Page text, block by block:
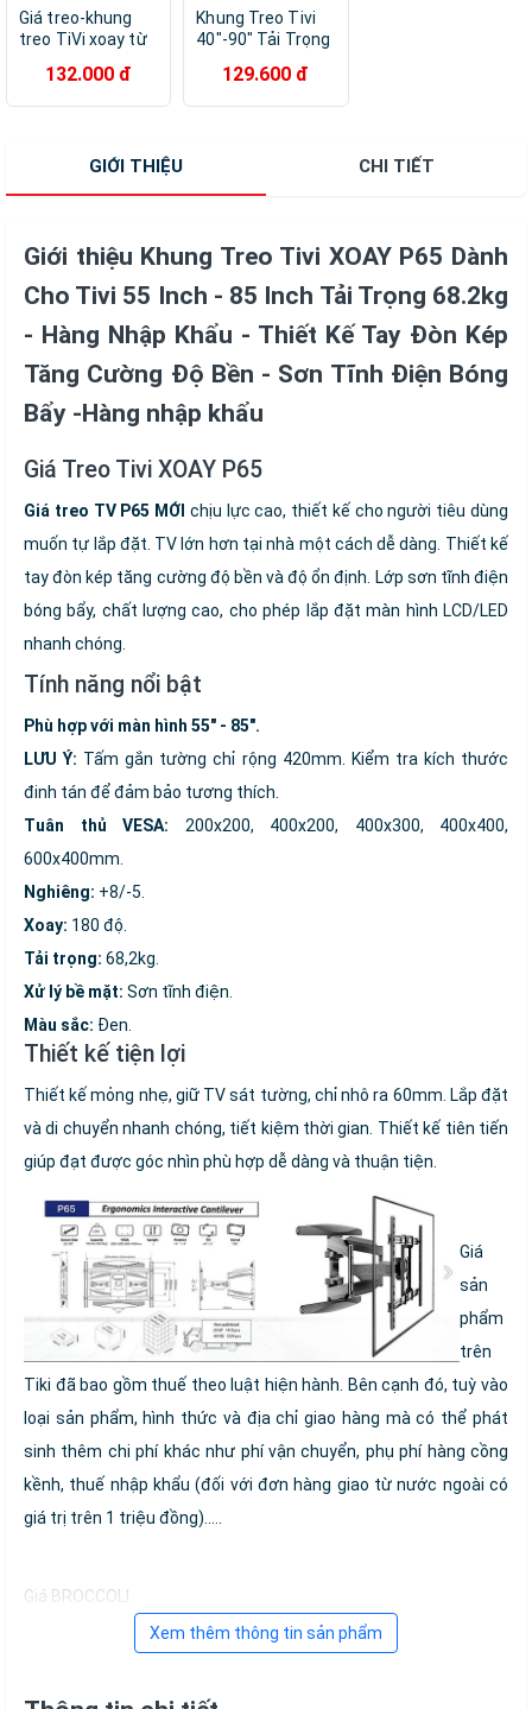
Giá treo-khung
treo TiVi xoay từ
Hàng nhập khẩu
132.000 đ
Khung Treo Tivi
40"-90" Tải Trọng
Trợ Tivi Chuẩn
VESA
129.600 đ
GIỚI THIỆU CHI TIẾT
Giới thiệu Khung Treo Tivi XOAY P65 Dành
Cho Tivi 55 Inch - 85 Inch Tải Trọng 68.2kg
- Hàng Nhập Khẩu - Thiết Kế Tay Đòn Kép
Tăng Cường Độ Bền - Sơn Tĩnh Điện Bóng
Bẩy -Hàng nhập khẩu
Giá Treo Tivi XOAY P65
Giá treo TV P65 MỚI chịu lực cao, thiết kế cho người tiêu dùng
muốn tự lắp đặt. TV lớn hơn tại nhà một cách dễ dàng. Thiết kế
tay đòn kép tăng cường độ bền và độ ổn định. Lớp sơn tĩnh điện
bóng bẩy, chất lượng cao, cho phép lắp đặt màn hình LCD/LED
nhanh chóng.
Tính năng nổi bật
Phù hợp với màn hình 55" - 85".
LƯU Ý: Tấm gắn tường chỉ rộng 420mm. Kiểm tra kích thước
đinh tán để đảm bảo tương thích.
Tuân thủ VESA: 200x200, 400x200, 400x300, 400x400,
600x400mm.
Nghiêng: +8/-5.
Xoay: 180 độ.
Tải trọng: 68,2kg.
Xử lý bề mặt: Sơn tĩnh điện.
Màu sắc: Đen.
Thiết kế tiện lợi
Thiết kế mỏng nhẹ, giữ TV sát tường, chỉ nhô ra 60mm. Lắp đặt
và di chuyển nhanh chóng, tiết kiệm thời gian. Thiết kế tiên tiến
giúp đạt được góc nhìn phù hợp dễ dàng và thuận tiện.
Giá
sản
phẩm
trên
Tiki đã bao gồm thuế theo luật hiện hành. Bên cạnh đó, tuỳ vào
loại sản phẩm, hình thức và địa chỉ giao hàng mà có thể phát
sinh thêm chi phí khác như phí vận chuyển, phụ phí hàng cồng
kềnh, thuế nhập khẩu (đối với đơn hàng giao từ nước ngoài có
giá trị trên 1 triệu đồng).....
Giá BROCCOLI
Xem thêm thông tin sản phẩm